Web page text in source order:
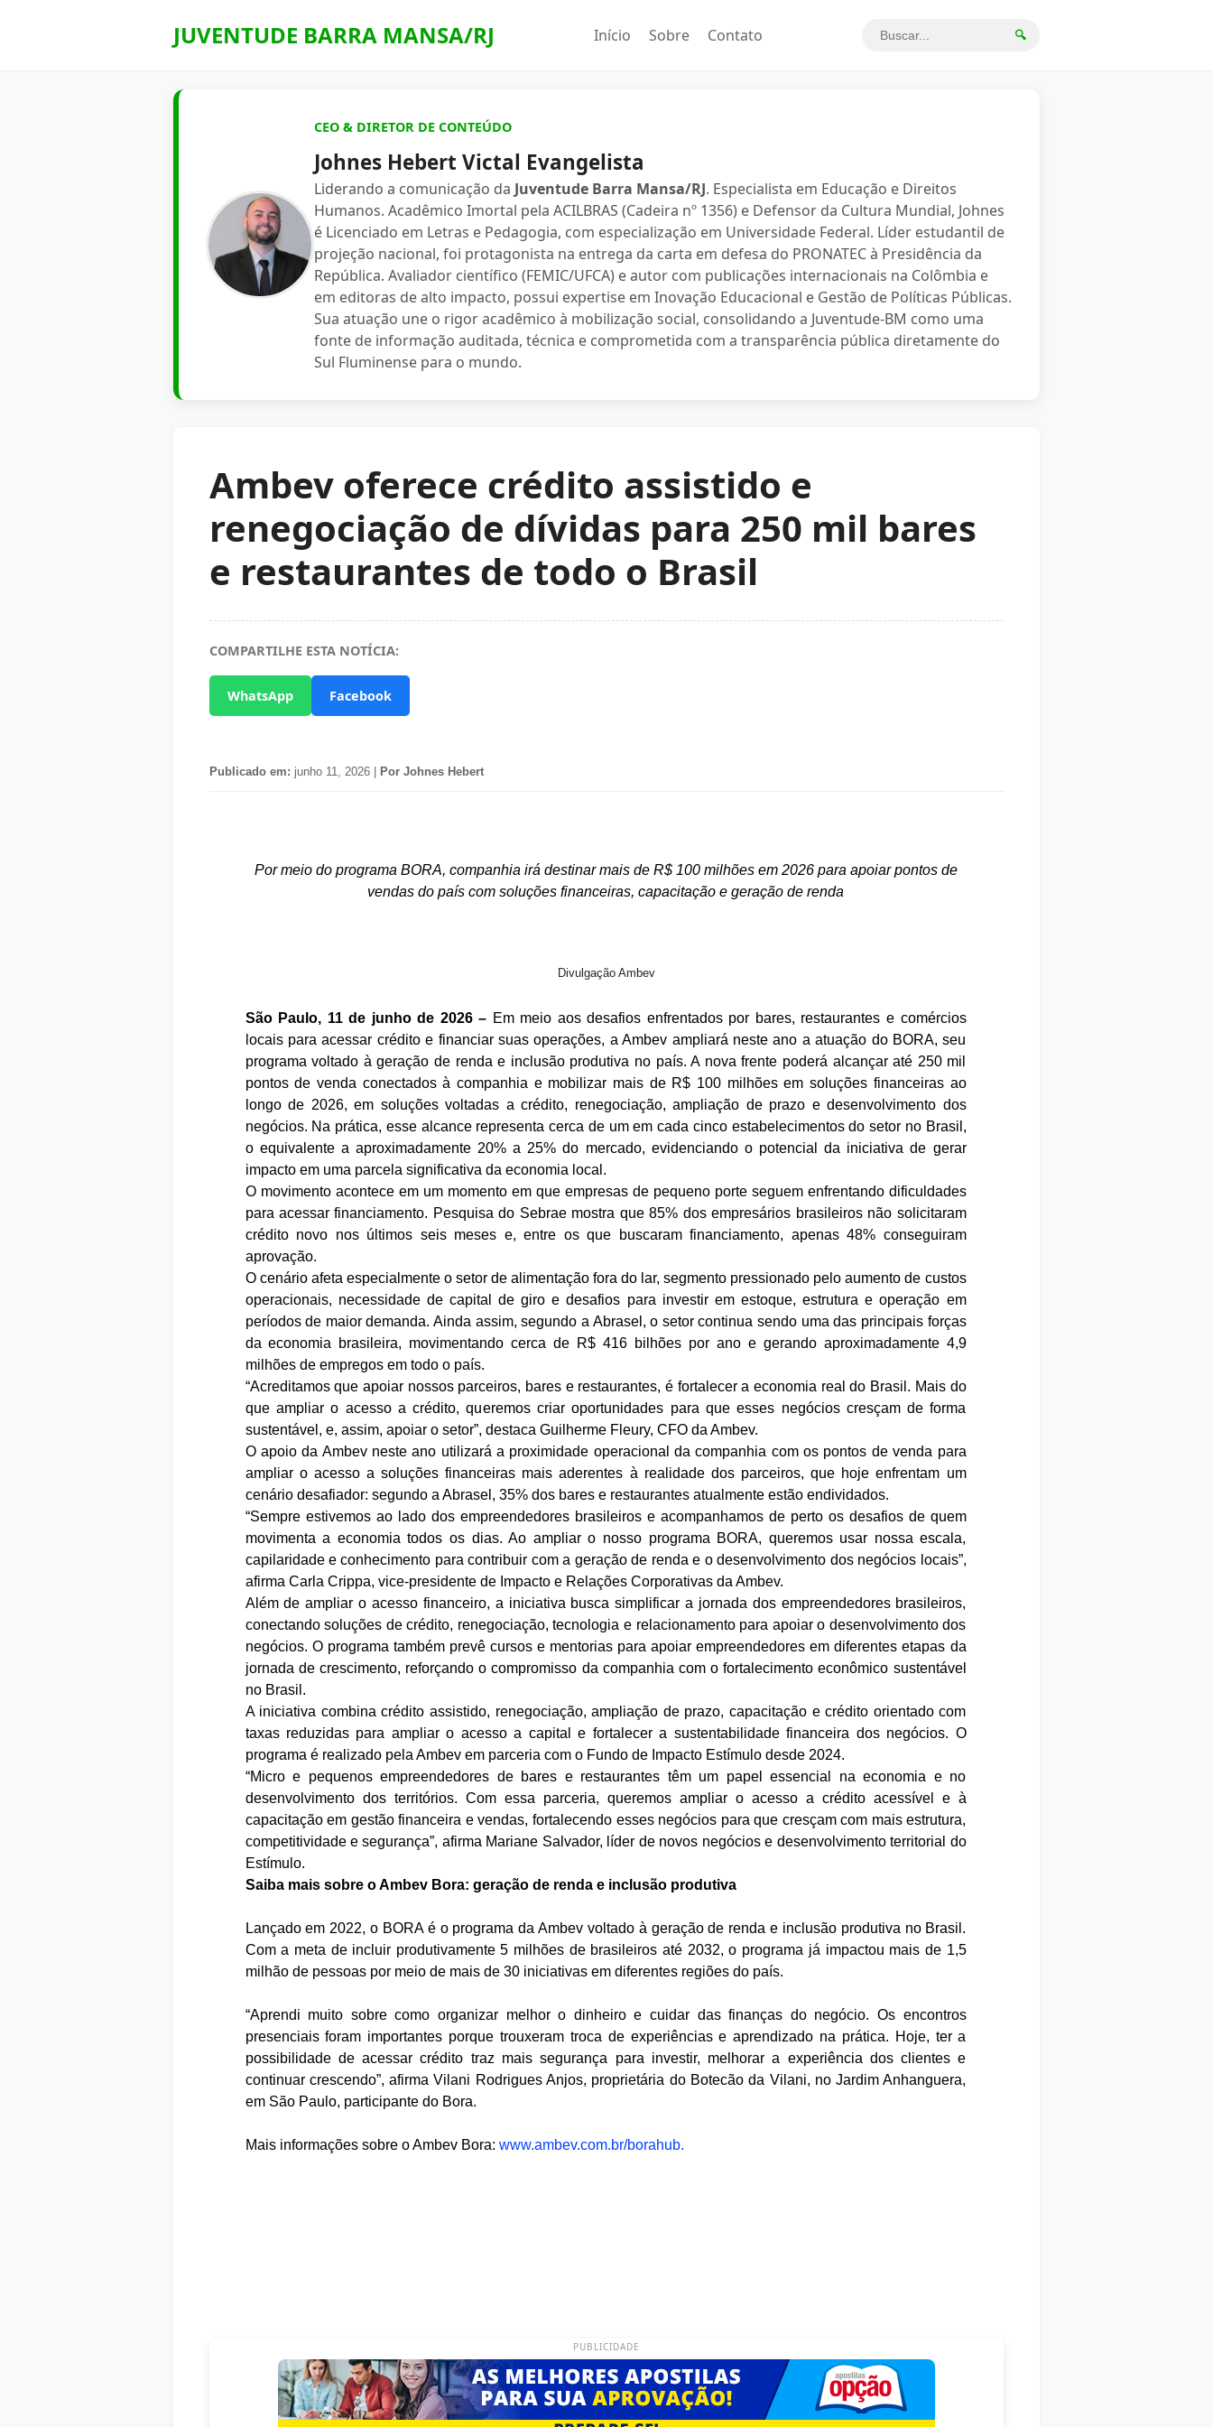
JUVENTUDE BARRA MANSA/RJ Início Sobre Contato 🔍
CEO & DIRETOR DE CONTEÚDO
Johnes Hebert Victal Evangelista
Liderando a comunicação da Juventude Barra Mansa/RJ. Especialista em Educação e Direitos
Humanos. Acadêmico Imortal pela ACILBRAS (Cadeira nº 1356) e Defensor da Cultura Mundial, Johnes
é Licenciado em Letras e Pedagogia, com especialização em Universidade Federal. Líder estudantil de
projeção nacional, foi protagonista na entrega da carta em defesa do PRONATEC à Presidência da
República. Avaliador científico (FEMIC/UFCA) e autor com publicações internacionais na Colômbia e
em editoras de alto impacto, possui expertise em Inovação Educacional e Gestão de Políticas Públicas.
Sua atuação une o rigor acadêmico à mobilização social, consolidando a Juventude-BM como uma
fonte de informação auditada, técnica e comprometida com a transparência pública diretamente do
Sul Fluminense para o mundo.
Ambev oferece crédito assistido e
renegociação de dívidas para 250 mil bares
e restaurantes de todo o Brasil
COMPARTILHE ESTA NOTÍCIA:
WhatsApp Facebook
Publicado em: junho 11, 2026 | Por Johnes Hebert
Por meio do programa BORA, companhia irá destinar mais de R$ 100 milhões em 2026 para apoiar pontos de
vendas do país com soluções financeiras, capacitação e geração de renda
Divulgação Ambev
São Paulo, 11 de junho de 2026 – Em meio aos desafios enfrentados por bares, restaurantes e comércios
locais para acessar crédito e financiar suas operações, a Ambev ampliará neste ano a atuação do BORA, seu
programa voltado à geração de renda e inclusão produtiva no país. A nova frente poderá alcançar até 250 mil
pontos de venda conectados à companhia e mobilizar mais de R$ 100 milhões em soluções financeiras ao
longo de 2026, em soluções voltadas a crédito, renegociação, ampliação de prazo e desenvolvimento dos
negócios. Na prática, esse alcance representa cerca de um em cada cinco estabelecimentos do setor no Brasil,
o equivalente a aproximadamente 20% a 25% do mercado, evidenciando o potencial da iniciativa de gerar
impacto em uma parcela significativa da economia local.
O movimento acontece em um momento em que empresas de pequeno porte seguem enfrentando dificuldades
para acessar financiamento. Pesquisa do Sebrae mostra que 85% dos empresários brasileiros não solicitaram
crédito novo nos últimos seis meses e, entre os que buscaram financiamento, apenas 48% conseguiram
aprovação.
O cenário afeta especialmente o setor de alimentação fora do lar, segmento pressionado pelo aumento de custos
operacionais, necessidade de capital de giro e desafios para investir em estoque, estrutura e operação em
períodos de maior demanda. Ainda assim, segundo a Abrasel, o setor continua sendo uma das principais forças
da economia brasileira, movimentando cerca de R$ 416 bilhões por ano e gerando aproximadamente 4,9
milhões de empregos em todo o país.
“Acreditamos que apoiar nossos parceiros, bares e restaurantes, é fortalecer a economia real do Brasil. Mais do
que ampliar o acesso a crédito, queremos criar oportunidades para que esses negócios cresçam de forma
sustentável, e, assim, apoiar o setor”, destaca Guilherme Fleury, CFO da Ambev.
O apoio da Ambev neste ano utilizará a proximidade operacional da companhia com os pontos de venda para
ampliar o acesso a soluções financeiras mais aderentes à realidade dos parceiros, que hoje enfrentam um
cenário desafiador: segundo a Abrasel, 35% dos bares e restaurantes atualmente estão endividados.
“Sempre estivemos ao lado dos empreendedores brasileiros e acompanhamos de perto os desafios de quem
movimenta a economia todos os dias. Ao ampliar o nosso programa BORA, queremos usar nossa escala,
capilaridade e conhecimento para contribuir com a geração de renda e o desenvolvimento dos negócios locais”,
afirma Carla Crippa, vice-presidente de Impacto e Relações Corporativas da Ambev.
Além de ampliar o acesso financeiro, a iniciativa busca simplificar a jornada dos empreendedores brasileiros,
conectando soluções de crédito, renegociação, tecnologia e relacionamento para apoiar o desenvolvimento dos
negócios. O programa também prevê cursos e mentorias para apoiar empreendedores em diferentes etapas da
jornada de crescimento, reforçando o compromisso da companhia com o fortalecimento econômico sustentável
no Brasil.
A iniciativa combina crédito assistido, renegociação, ampliação de prazo, capacitação e crédito orientado com
taxas reduzidas para ampliar o acesso a capital e fortalecer a sustentabilidade financeira dos negócios. O
programa é realizado pela Ambev em parceria com o Fundo de Impacto Estímulo desde 2024.
“Micro e pequenos empreendedores de bares e restaurantes têm um papel essencial na economia e no
desenvolvimento dos territórios. Com essa parceria, queremos ampliar o acesso a crédito acessível e à
capacitação em gestão financeira e vendas, fortalecendo esses negócios para que cresçam com mais estrutura,
competitividade e segurança”, afirma Mariane Salvador, líder de novos negócios e desenvolvimento territorial do
Estímulo.
Saiba mais sobre o Ambev Bora: geração de renda e inclusão produtiva
Lançado em 2022, o BORA é o programa da Ambev voltado à geração de renda e inclusão produtiva no Brasil.
Com a meta de incluir produtivamente 5 milhões de brasileiros até 2032, o programa já impactou mais de 1,5
milhão de pessoas por meio de mais de 30 iniciativas em diferentes regiões do país.
“Aprendi muito sobre como organizar melhor o dinheiro e cuidar das finanças do negócio. Os encontros
presenciais foram importantes porque trouxeram troca de experiências e aprendizado na prática. Hoje, ter a
possibilidade de acessar crédito traz mais segurança para investir, melhorar a experiência dos clientes e
continuar crescendo”, afirma Vilani Rodrigues Anjos, proprietária do Botecão da Vilani, no Jardim Anhanguera,
em São Paulo, participante do Bora.
Mais informações sobre o Ambev Bora: www.ambev.com.br/borahub.
PUBLICIDADE